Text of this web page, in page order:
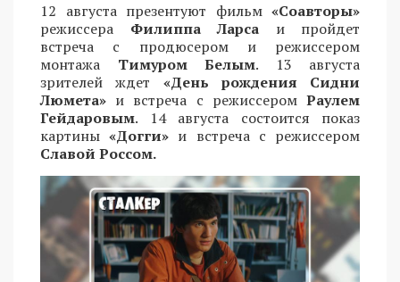
12 августа презентуют фильм «Соавторы»
режиссера Филиппа Ларса и пройдет
встреча с продюсером и режиссером
монтажа Тимуром Белым. 13 августа
зрителей ждет «День рождения Сидни
Люмета» и встреча с режиссером Раулем
Гейдаровым. 14 августа состоится показ
картины«Догги» и встреча с режиссером
Славой Россом.